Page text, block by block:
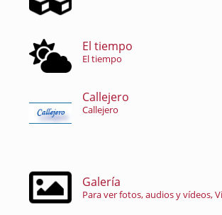
El tiempo
El tiempo
Callejero
Callejero
Galería
Para ver fotos, audios y vídeos,